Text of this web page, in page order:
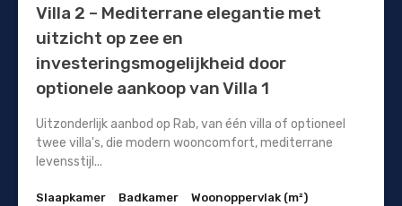
Villa 2 – Mediterrane elegantie met
uitzicht op zee en
investeringsmogelijkheid door
optionele aankoop van Villa 1
Uitzonderlijk aanbod op Rab, van één villa of optioneel
twee villa's, die modern wooncomfort, mediterrane
levensstijl...
Slaapkamer Badkamer Woonoppervlak (m²)